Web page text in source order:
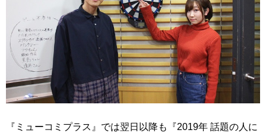
『ミューコミプラス』では翌日以降も『2019年 話題の人に